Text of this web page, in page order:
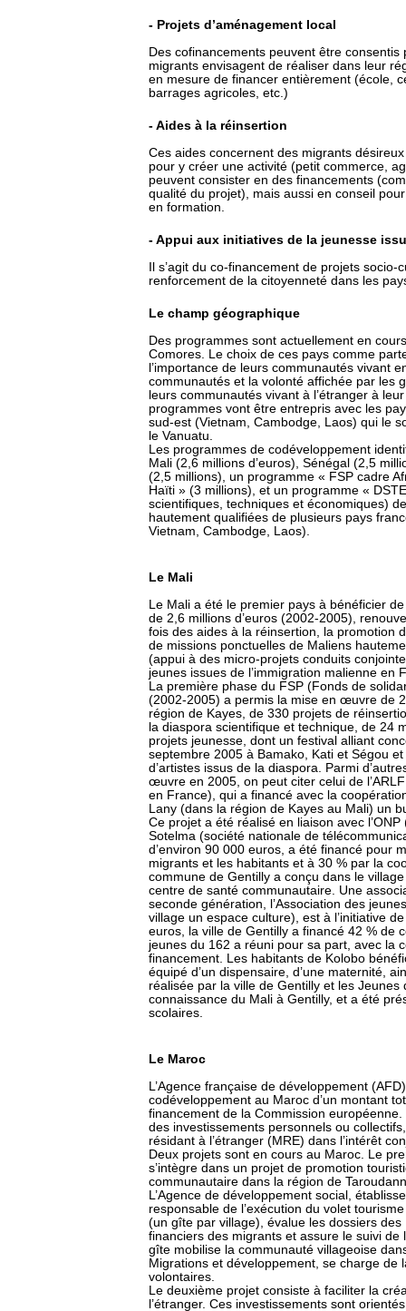
- Projets d’aménagement local
Des cofinancements peuvent être
migrants envisagent de réaliser dans leur
en mesure de financer entièrement (école,
barrages agricoles, etc.)
- Aides à la réinsertion
Ces aides concernent des migrants
pour y créer une activité (petit commerce,
peuvent consister en des financements
qualité du projet), mais aussi en conseil
en formation.
- Appui aux initiatives de la jeunesse
Il s’agit du co-financement de projets
renforcement de la citoyenneté dans les
Le champ géographique
Des programmes sont actuellement en
Comores. Le choix de ces pays comme
l’importance de leurs communautés vivant
communautés et la volonté affichée par les
leurs communautés vivant à l’étranger à
programmes vont être entrepris avec les
sud-est (Vietnam, Cambodge, Laos) qui le
le Vanuatu.
Les programmes de codéveloppement
Mali (2,6 millions d’euros), Sénégal (2,5
(2,5 millions), un programme « FSP cadre
Haïti » (3 millions), et un programme «
scientifiques, techniques et économiques)
hautement qualifiées de plusieurs pays
Vietnam, Cambodge, Laos).
Le Mali
Le Mali a été le premier pays à bénéficier
de 2,6 millions d’euros (2002-2005),
fois des aides à la réinsertion, la promotion
de missions ponctuelles de Maliens
(appui à des micro-projets conduits
jeunes issues de l’immigration malienne en
La première phase du FSP (Fonds de
(2002-2005) a permis la mise en œuvre de
région de Kayes, de 330 projets de
la diaspora scientifique et technique, de 24
projets jeunesse, dont un festival alliant
septembre 2005 à Bamako, Kati et Ségou
d’artistes issus de la diaspora. Parmi
œuvre en 2005, on peut citer celui de
en France), qui a financé avec la
Lany (dans la région de Kayes au Mali) un
Ce projet a été réalisé en liaison avec
Sotelma (société nationale de
d’environ 90 000 euros, a été financé pour
migrants et les habitants et à 30 % par la
commune de Gentilly a conçu dans le
centre de santé communautaire. Une
seconde génération, l’Association des
village un espace culture), est à l’initiative
euros, la ville de Gentilly a financé 42 % de
jeunes du 162 a réuni pour sa part, avec la
financement. Les habitants de Kolobo
équipé d’un dispensaire, d’une maternité,
réalisée par la ville de Gentilly et les
connaissance du Mali à Gentilly, et a été
scolaires.
Le Maroc
L’Agence française de développement
codéveloppement au Maroc d’un montant
financement de la Commission
des investissements personnels ou
résidant à l’étranger (MRE) dans l’intérêt
Deux projets sont en cours au Maroc. Le
s’intègre dans un projet de promotion
communautaire dans la région de
L’Agence de développement social,
responsable de l’exécution du volet
(un gîte par village), évalue les dossiers
financiers des migrants et assure le suivi de
gîte mobilise la communauté villageoise
Migrations et développement, se charge de
volontaires.
Le deuxième projet consiste à faciliter la
l’étranger. Ces investissements sont